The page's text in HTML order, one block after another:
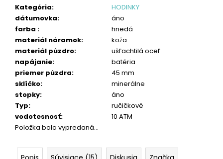
Kategória:
HODINKY
dátumovka:
áno
farba :
hnedá
materiál náramok:
koža
materiál púzdro:
ušľachtilá oceľ
napájanie:
batéria
priemer púzdra:
45 mm
sklíčko:
minerálne
stopky:
áno
Typ:
ručičkové
vodotesnosť:
10 ATM
Položka bola vypredaná…
a
m
e